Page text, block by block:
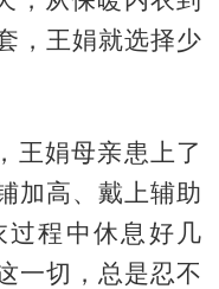
，王娟就选择少
王娟母亲患上了
加高、戴上辅助
过程中休息好几
一切，总是忍不